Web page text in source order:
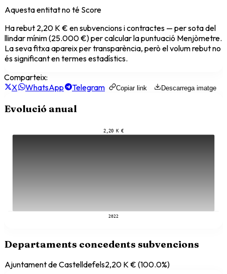
Aquesta entitat no té Score
Ha rebut 2,20 K € en subvencions i contractes — per sota del
llindar mínim (25.000 €) per calcular la puntuació Menjòmetre.
La seva fitxa apareix per transparència, però el volum rebut no
és significant en termes estadístics.
Comparteix:
X
WhatsApp Telegram Copiar link Descarrega imatge
Evolució anual
2,20 K €
2022
Departaments concedents subvencions
Ajuntament de Castelldefels2,20 K € (100.0%)